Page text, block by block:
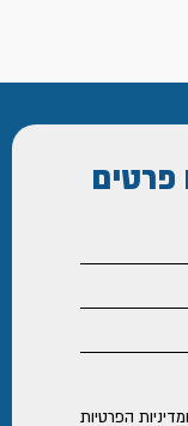
פרטים
הפרטיות